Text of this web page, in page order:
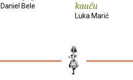
Daniel Bele
kauču
Luka Marić